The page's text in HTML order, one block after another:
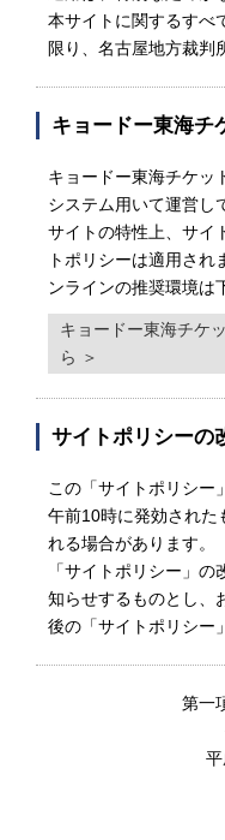
本サイトに関するすべ
限り、名古屋地方裁判
キョードー東海チ
キョードー東海チケッ
システム用いて運営し
サイトの特性上、サイ
トポリシーは適用さ
ンラインの推奨環境は
キョードー東海チケ
ら ＞
サイトポリシーの
この「サイトポリシー
午前10時に発効された
れる場合があります。
「サイトポリシー」
知らせするものとし、
後の「サイトポリシー
第一